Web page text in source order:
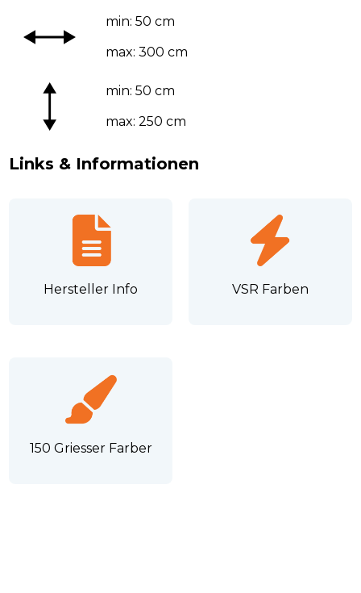
min: 50 cm
max: 300 cm
min: 50 cm
max: 250 cm
Links & Informationen
Hersteller Info VSR Farben
150 Griesser Farber